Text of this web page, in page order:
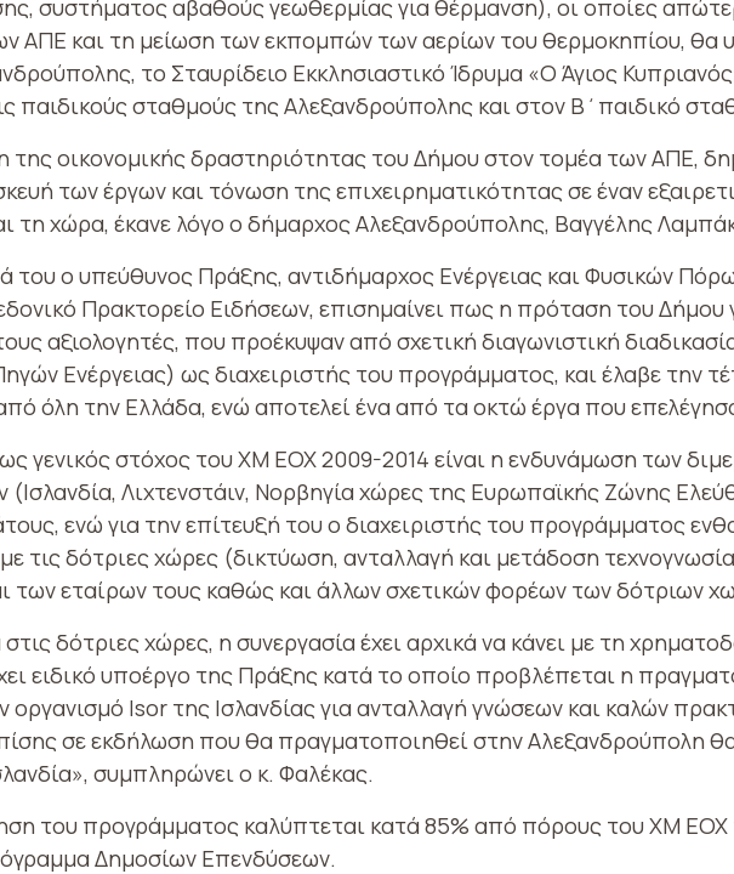
συστήματος αβαθούς γεωθερμίας για θέρμανση), οι οποίες
ΑΠΕ και τη μείωση των εκπομπών των αερίων του θερμοκηπίου, θα
το Σταυρίδειο Εκκλησιαστικό Ίδρυμα «Ο Άγιος
παιδικούς σταθμούς της Αλεξανδρούπολης και στον Β΄παιδικό
της οικονομικής δραστηριότητας του Δήμου στον τομέα των ΑΠΕ,
των έργων και τόνωση της επιχειρηματικότητας σε έναν
τη χώρα, έκανε λόγο ο δήμαρχος Αλεξανδρούπολης, Βαγγέλης
του ο υπεύθυνος Πράξης, αντιδήμαρχος Ενέργειας και Φυσικών
Πρακτορείο Ειδήσεων, επισημαίνει πως η πρόταση του Δήμου
αξιολογητές, που προέκυψαν από σχετική διαγωνιστική
Ενέργειας) ως διαχειριστής του προγράμματος, και έλαβε την
όλη την Ελλάδα, ενώ αποτελεί ένα από τα οκτώ έργα που
γενικός στόχος του ΧΜ ΕΟΧ 2009-2014 είναι η ενδυνάμωση των
Λιχτενστάιν, Νορβηγία χώρες της Ευρωπαϊκής Ζώνης
ενώ για την επίτευξή του ο διαχειριστής του προγράμματος
τις δότριες χώρες (δικτύωση, ανταλλαγή και μετάδοση
των εταίρων τους καθώς και άλλων σχετικών φορέων των δότριων
δότριες χώρες, η συνεργασία έχει αρχικά να κάνει με τη
ειδικό υποέργο της Πράξης κατά το οποίο προβλέπεται η
οργανισμό Isor της Ισλανδίας για ανταλλαγή γνώσεων και καλών
σε εκδήλωση που θα πραγματοποιηθεί στην Αλεξανδρούπολη
συμπληρώνει ο κ. Φαλέκας.
του προγράμματος καλύπτεται κατά 85% από πόρους του ΧΜ ΕΟΧ
Δημοσίων Επενδύσεων.